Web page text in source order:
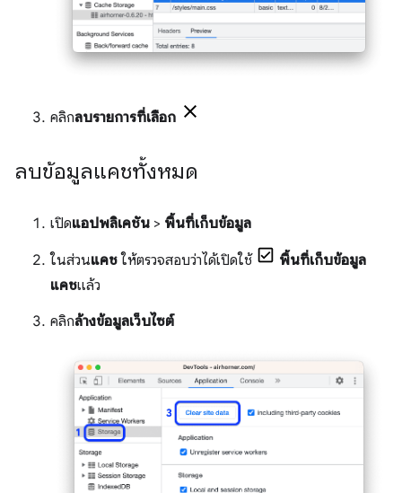
คลิกลบรายการที่เลือก
ลบข้อมูลแคชทั้งหมด
เปิดแอปพลิเคชัน > พื้นที่เก็บข้อมูล
ในส่วนแคชให้ตรวจสอบว่าได้เปิดใช้
พื้นที่เก็บข้อมูล
แคชแล้ว
คลิกล้างข้อมูลเว็บไซต์